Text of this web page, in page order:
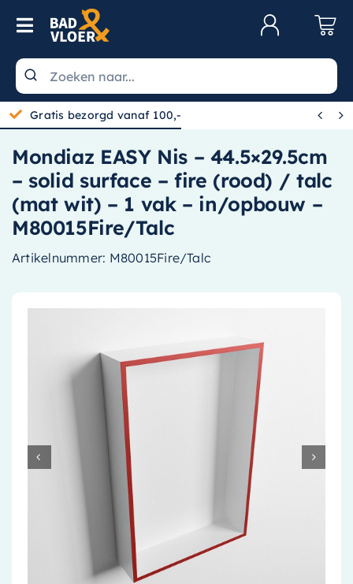
Skip to content
Toggle Navigation
Wastafels
Toiletten
Spiegels
Kranen
Douche
Badkamermeubels
Accessoires
Installatiemateriaal
Klimaatbeheersing
Gratis bezorgd vanaf 100,-  
Mondiaz EASY Nis – 44.5×29.5cm
– solid surface – fire (rood) / talc
(mat wit) – 1 vak – in/opbouw –
M80015Fire/Talc
Artikelnummer: M80015Fire/Talc